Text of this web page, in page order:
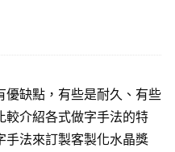
優缺點，有些是耐久、有些
較介紹各式做字手法的特
手法來訂製客製化水晶獎